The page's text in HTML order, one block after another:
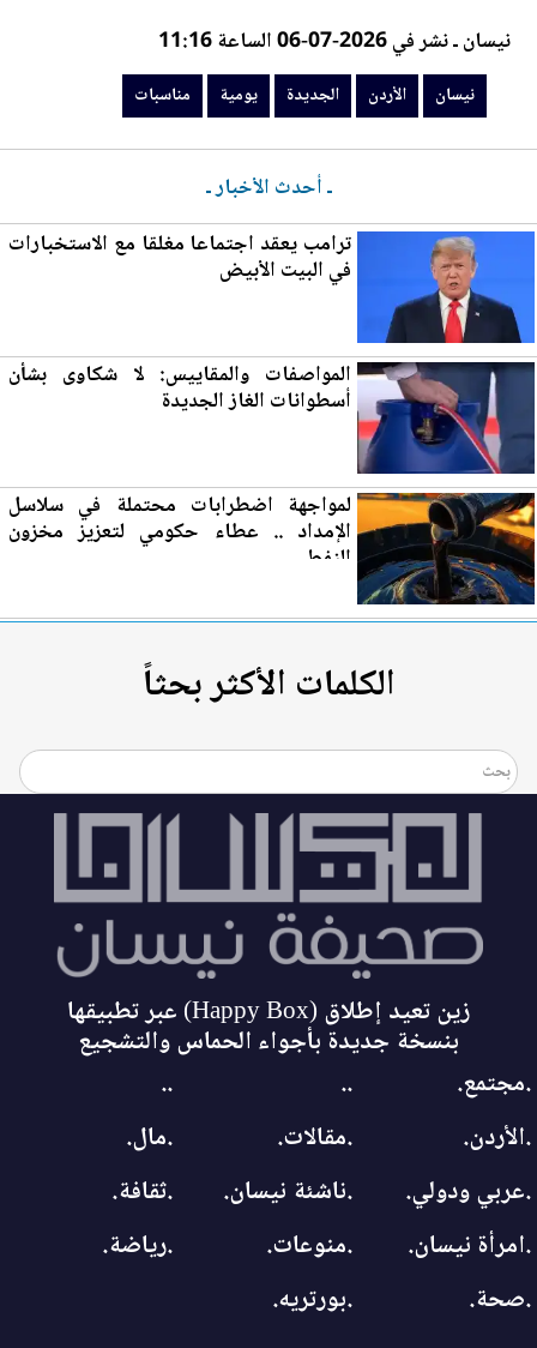
نيسان ـ نشر في 2026-07-06 الساعة 11:16
نيسان الأردن الجديدة يومية مناسبات
ـ أحدث الأخبار ـ
ترامب يعقد اجتماعا مغلقا مع الاستخبارات
في البيت الأبيض
المواصفات والمقاييس: لا شكاوى بشأن
أسطوانات الغازالجديدة
لمواجهة اضطرابات محتملة في سلاسل
الإمداد .. عطاء حكومي لتعزيز مخزون
النفط
الكلمات الأكثر بحثاً
زين تعيد إطلاق (Happy Box) عبر تطبيقها
بنسخة جديدة بأجواء الحماس والتشجيع
.مجتمع.
..
..
.الأردن.
.مقالات.
.مال.
.عربي ودولي.
.ناشئة نيسان.
.ثقافة.
.امرأة نيسان.
.منوعات.
.رياضة.
.صحة.
.بورتريه.